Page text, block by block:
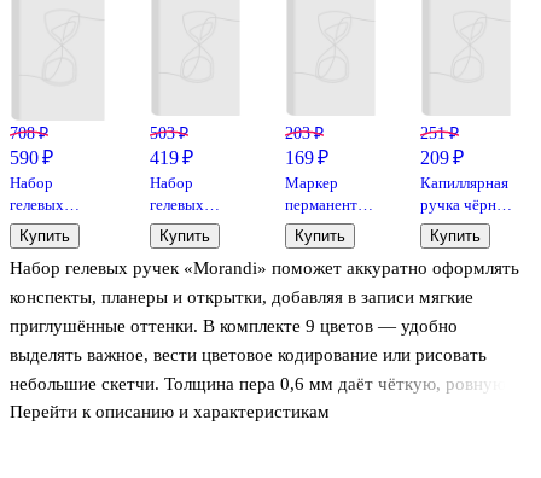
Набор гелевых ручек «Morandi» поможет аккуратно оформлять
конспекты, планеры и открытки, добавляя в записи мягкие
приглушённые оттенки. В комплекте 9 цветов — удобно
выделять важное, вести цветовое кодирование или рисовать
небольшие скетчи. Толщина пера 0,6 мм даёт чёткую, ровную
линию, подходящую и для письма, и для заметок в клетку.
Перейти к описанию и характеристикам
708 ₽
590 ₽
Набор
гелевых
ручек 6
цветов 1 мм,
Neon, Languo
Купить
503 ₽
419 ₽
Набор
гелевых
ручек 8
цветов 1 мм,
Art idea
Купить
203 ₽
169 ₽
Маркер
перманентный
белый 1 мм,
Goodmark
Купить
251 ₽
209 ₽
Капиллярная
ручка чёрная
0,4 мм, Point,
Stabilo
Купить